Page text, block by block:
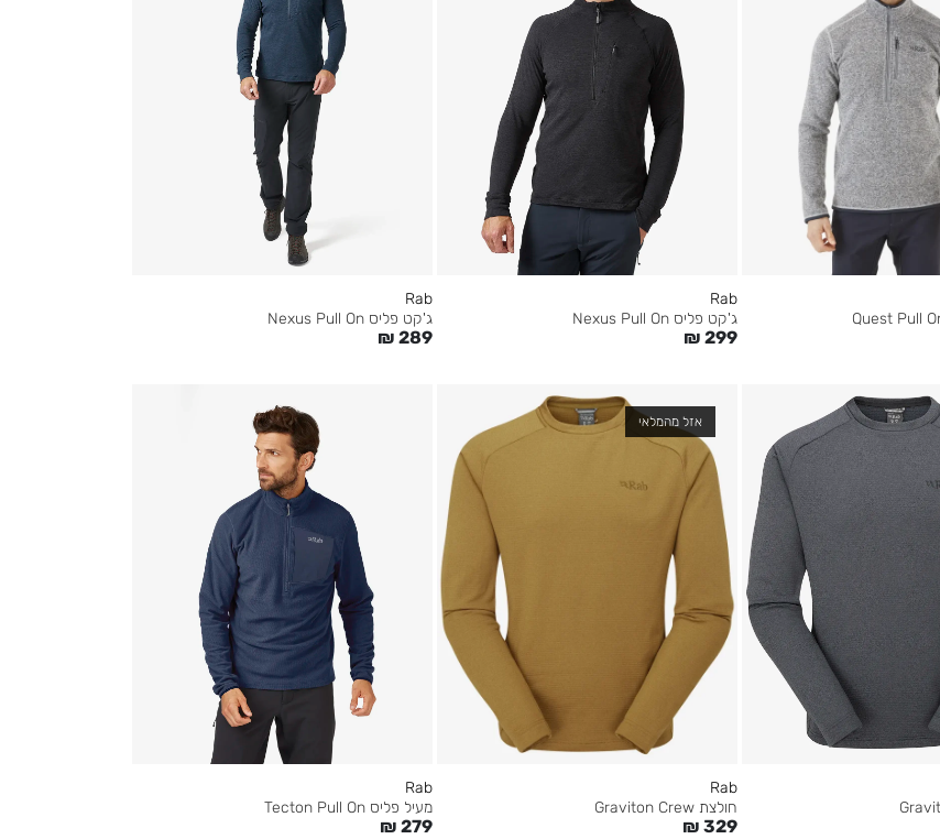
Rab
ג'קט פליס Nexus Pull On
₪ 299
Rab
ג'קט פליס Nexus Pull On
₪ 289
אזל מהמלאי
Rab
חולצת Graviton Crew
₪ 329
Rab
מעיל פליס Tecton Pull On
₪ 279